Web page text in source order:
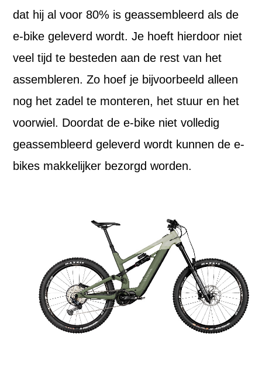
dat hij al voor 80% is geassembleerd als de
e-bike geleverd wordt. Je hoeft hierdoor niet
veel tijd te besteden aan de rest van het
assembleren. Zo hoef je bijvoorbeeld alleen
nog het zadel te monteren, het stuur en het
voorwiel. Doordat de e-bike niet volledig
geassembleerd geleverd wordt kunnen de e-
bikes makkelijker bezorgd worden.